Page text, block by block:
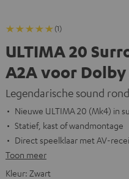
(1)
ULTIMA 20
A2A voor Dolby
Legendarische sound
Nieuwe ULTIMA 20 (Mk4) in
Statief, kast of wandmontage
Direct speelklaar met AV-
Toon meer
Kleur: Zwart